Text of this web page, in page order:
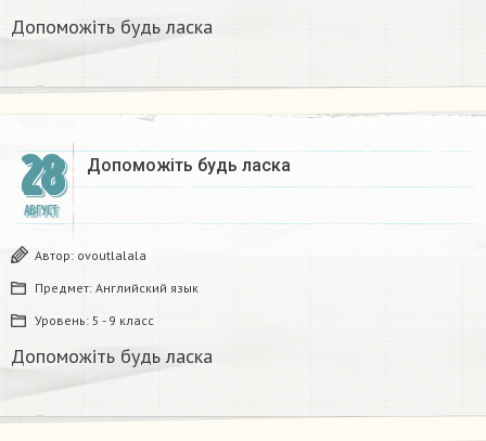
Допоможіть будь ласка​
28
АВГУСТ
Допоможіть будь ласка​
Автор: ovoutlalala
Предмет: Английский язык
Уровень: 5 - 9 класс
Допоможіть будь ласка​